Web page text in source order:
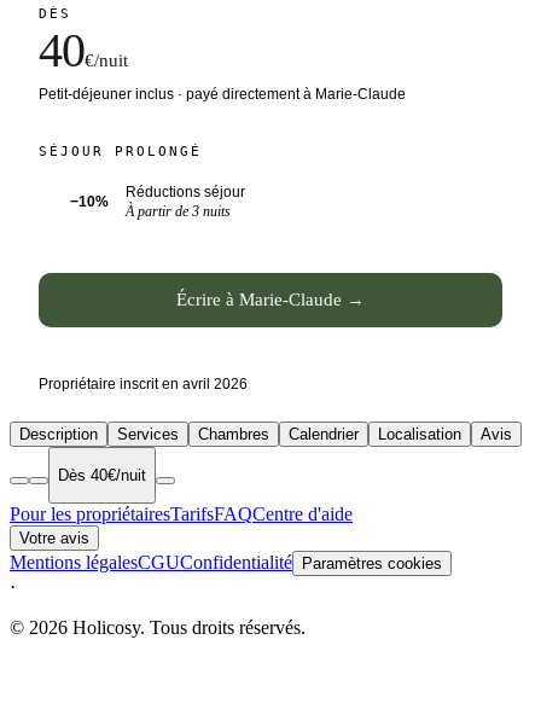
DÈS
40€/nuit
Petit-déjeuner inclus · payé directement à Marie-Claude
SÉJOUR PROLONGÉ
−10%
Réductions séjour
À partir de 3 nuits
Écrire à Marie-Claude →
Propriétaire inscrit en avril 2026
Description Services Chambres Calendrier Localisation Avis
Dès 40€/nuit
Pour les propriétairesTarifsFAQCentre d'aide
Votre avis
Mentions légalesCGUConfidentialité Paramètres cookies
·
© 2026 Holicosy. Tous droits réservés.